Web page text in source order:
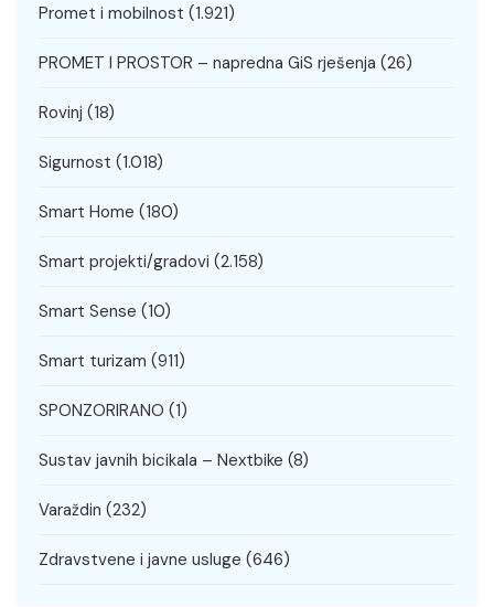
Promet i mobilnost (1.921)
PROMET I PROSTOR – napredna GiS rješenja (26)
Rovinj (18)
Sigurnost (1.018)
Smart Home (180)
Smart projekti/gradovi (2.158)
Smart Sense (10)
Smart turizam (911)
SPONZORIRANO (1)
Sustav javnih bicikala – Nextbike (8)
Varaždin (232)
Zdravstvene i javne usluge (646)